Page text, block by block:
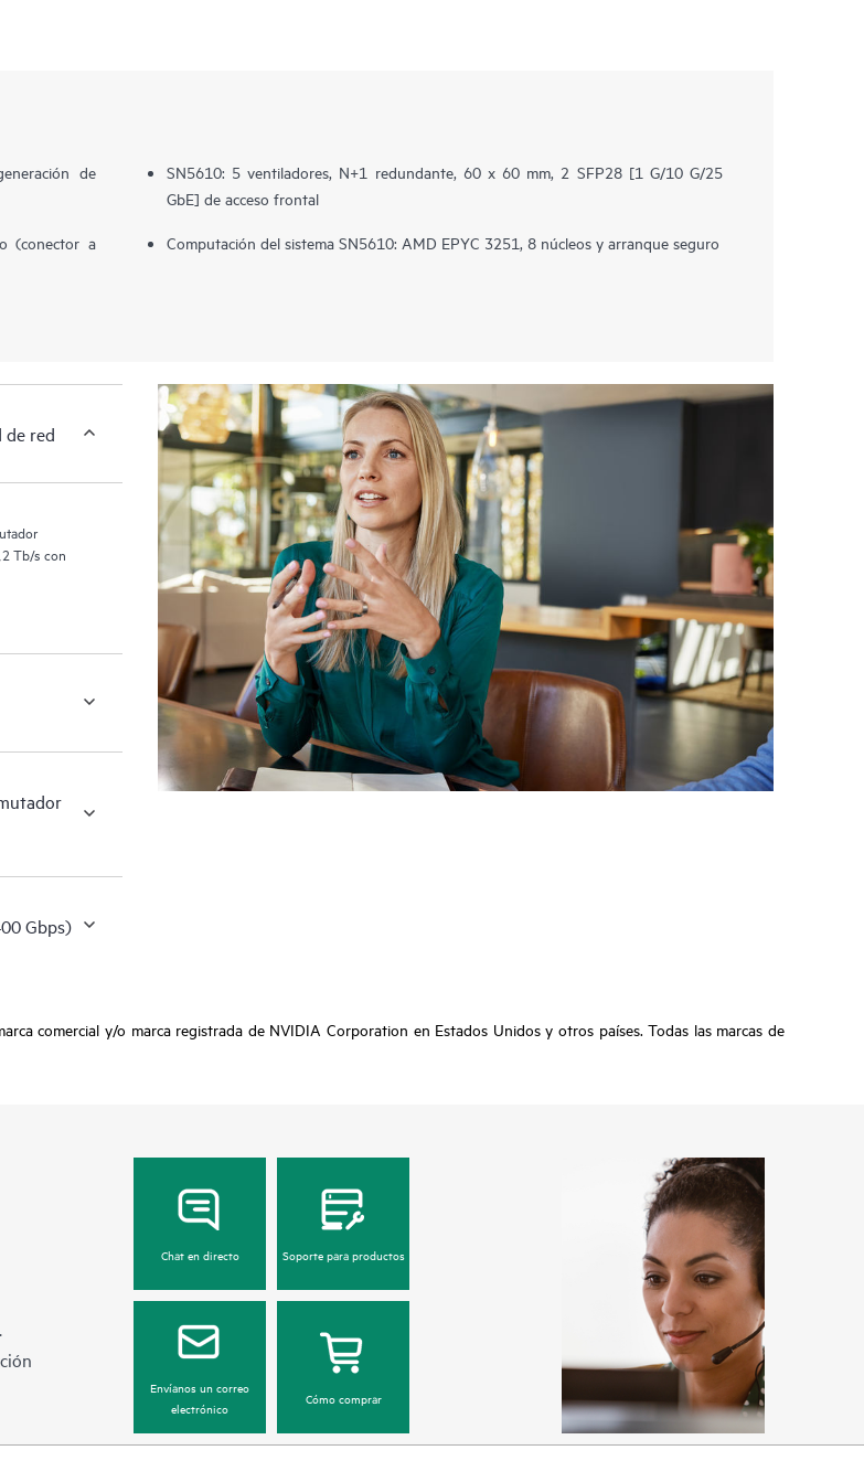
de
(conector a
SN5610: 5 ventiladores, N+1 redundante, 60 x 60 mm, 2 SFP28 [1 G/10 G/25
GbE] de acceso frontal
Computación del sistema SN5610: AMD EPYC 3251, 8 núcleos y arranque seguro
de red
Tb/s con
Gbps)
comercial y/o marca registrada de NVIDIA Corporation en Estados Unidos y otros países. Todas las marcas de
Chat en directo Soporte para productos
Envíanos un correo
electrónico
Cómo comprar